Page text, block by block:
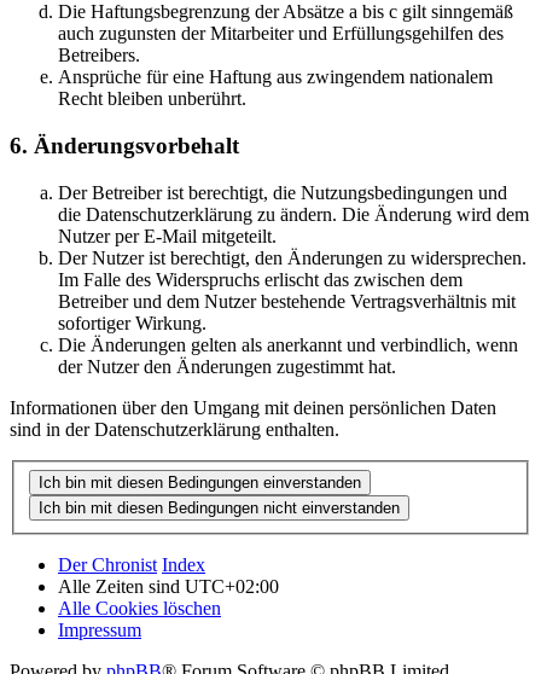
Die Haftungsbegrenzung der Absätze a bis c gilt sinngemäß
auch zugunsten der Mitarbeiter und Erfüllungsgehilfen des
Betreibers.
Ansprüche für eine Haftung aus zwingendem nationalem
Recht bleiben unberührt.
6. Änderungsvorbehalt
Der Betreiber ist berechtigt, die Nutzungsbedingungen und
die Datenschutzerklärung zu ändern. Die Änderung wird dem
Nutzer per E-Mail mitgeteilt.
Der Nutzer ist berechtigt, den Änderungen zu widersprechen.
Im Falle des Widerspruchs erlischt das zwischen dem
Betreiber und dem Nutzer bestehende Vertragsverhältnis mit
sofortiger Wirkung.
Die Änderungen gelten als anerkannt und verbindlich, wenn
der Nutzer den Änderungen zugestimmt hat.
Informationen über den Umgang mit deinen persönlichen Daten
sind in der Datenschutzerklärung enthalten.
Der Chronist Index
Alle Zeiten sind UTC+02:00
Alle Cookies löschen
Impressum